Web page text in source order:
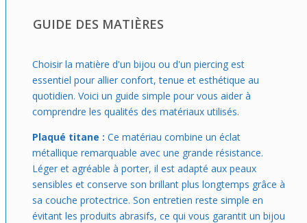
personnalité à ta silhouette. Que tu sois en mode détente
ou sortie, elle se glisse facilement dans ta routine, offrant
démarquer avec subtilité tout en gardant un confort réel
au fil des heures.
GUIDE DES MATIÈRES
Choisir la matière d'un bijou ou d'un piercing est
essentiel pour allier confort, tenue et esthétique au
quotidien. Voici un guide simple pour vous aider à
comprendre les qualités des matériaux utilisés.
Plaqué titane : Ce matériau combine un éclat
métallique remarquable avec une grande résistance.
Léger et agréable à porter, il est adapté aux peaux
sensibles et conserve son brillant plus longtemps grâce à
sa couche protectrice. Son entretien reste simple en
évitant les produits abrasifs, ce qui vous garantit un bijou